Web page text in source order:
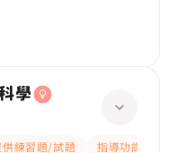
學
供練習題/試題 指導功課